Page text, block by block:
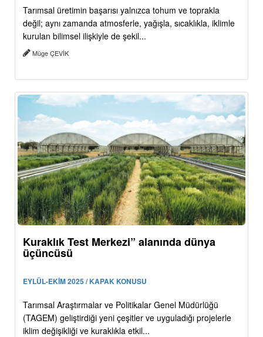
Tarımsal üretimin başarısı yalnızca tohum ve toprakla
değil; aynı zamanda atmosferle, yağışla, sıcaklıkla, iklimle
kurulan bilimsel ilişkiyle de şekil...
Müge ÇEVİK
Kuraklık Test Merkezi” alanında dünya
üçüncüsü
EYLÜL-EKİM 2025 / KAPAK KONUSU
Tarımsal Araştırmalar ve Politikalar Genel Müdürlüğü
(TAGEM) geliştirdiği yeni çeşitler ve uyguladığı projelerle
iklim değişikliği ve kuraklıkla etkil...